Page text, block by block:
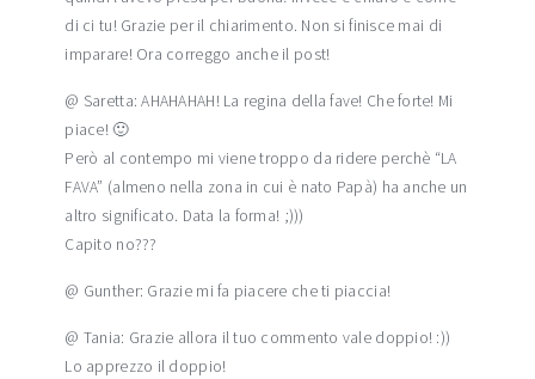
di ci tu! Grazie per il chiarimento. Non si finisce mai di
imparare! Ora correggo anche il post!
@ Saretta: AHAHAHAH! La regina della fave! Che forte! Mi
piace! 🙂
Però al contempo mi viene troppo da ridere perchè “LA
FAVA” (almeno nella zona in cui è nato Papà) ha anche un
altro significato. Data la forma! ;)))
Capito no???
@ Gunther: Grazie mi fa piacere che ti piaccia!
@ Tania: Grazie allora il tuo commento vale doppio! :))
Lo apprezzo il doppio!